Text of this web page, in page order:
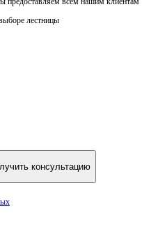
лестницы
консультацию